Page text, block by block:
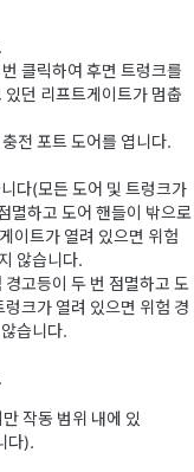
클릭하여 후면 트렁크를
던 리프트게이트가 멈춥
전 포트 도어를 엽니다.
다(모든 도어 및 트렁크가
멸하고 도어 핸들이 밖으로
이트가 열려 있으면 위험
않습니다.
고등이 두 번 점멸하고 도
크가 열려 있으면 위험 경
습니다.
작동 범위 내에 있
다).